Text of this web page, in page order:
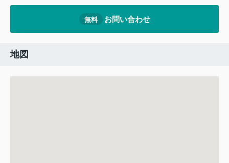
無料 お問い合わせ
地図